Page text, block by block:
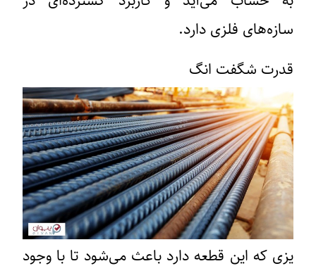
سازه‌های فلزی دارد.
قدرت شگفت انگ
یزی که این قطعه دارد باعث می‌شود تا با وجود